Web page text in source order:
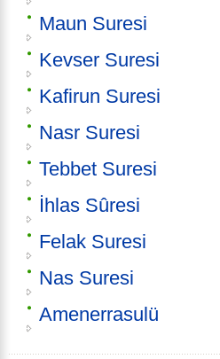
Maun Suresi
Kevser Suresi
Kafirun Suresi
Nasr Suresi
Tebbet Suresi
İhlas Sûresi
Felak Suresi
Nas Suresi
Amenerrasulü